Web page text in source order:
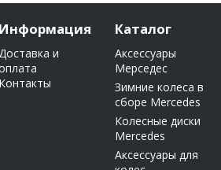
Информация
и
Контакты
Каталог
Аксессуары
Мерседес
Зимние колеса в
сборе Mercedes
Колесные диски
Mercedes
Аксессуары для